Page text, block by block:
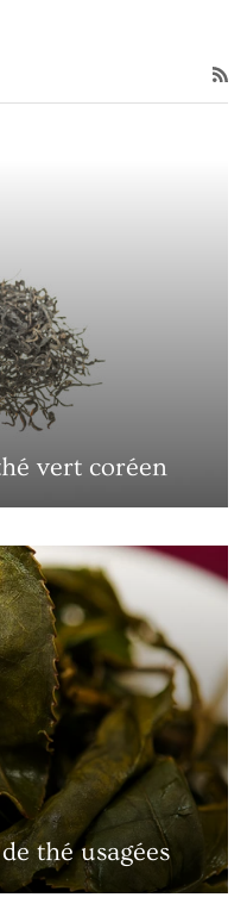
vert coréen
thé usagées